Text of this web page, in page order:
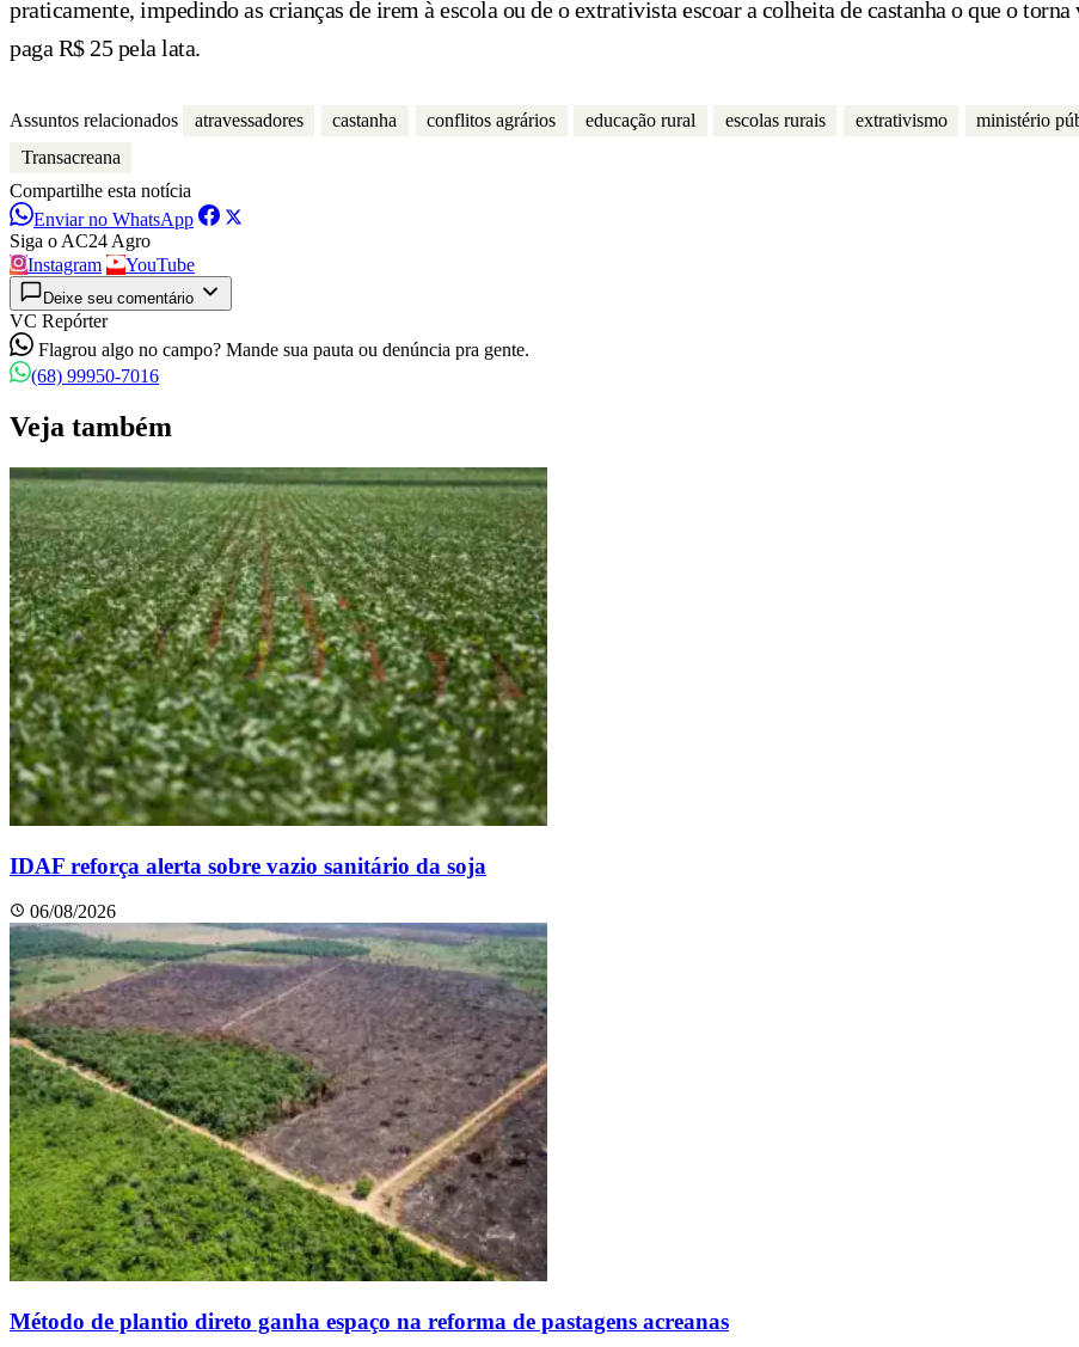
praticamente, impedindo as crianças de irem à escola ou de o extrativista escoar a colheita de castanha o que o
paga R$ 25 pela lata.
Assuntos relacionados atravessadores castanha conflitos agrários educação rural escolas rurais extrativismo ministério
Transacreana
Compartilhe esta notícia
Enviar no WhatsApp
Siga o AC24 Agro
Instagram
YouTube
Deixe seu comentário
VC Repórter
Flagrou algo no campo? Mande sua pauta ou denúncia pra gente.
(68) 99950-7016
Veja também
IDAF reforça alerta sobre vazio sanitário da soja
06/08/2026
Método de plantio direto ganha espaço na reforma de pastagens acreanas